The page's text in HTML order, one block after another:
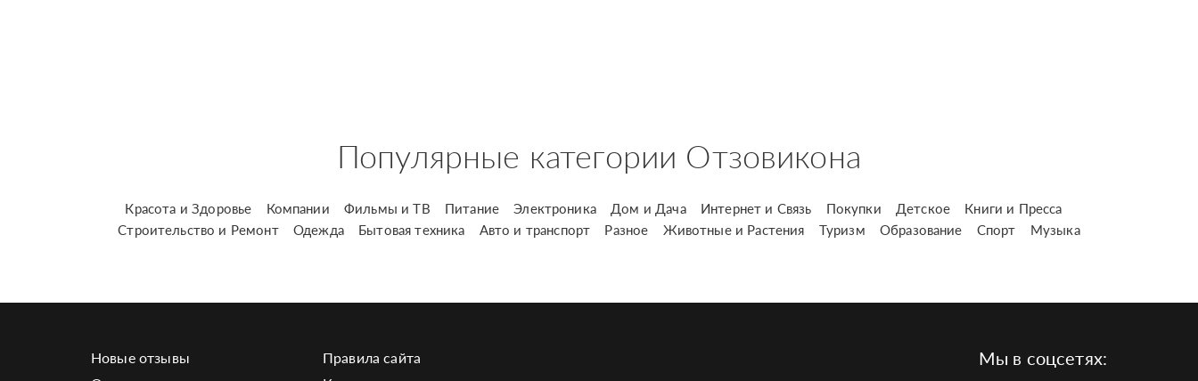
Популярные категории Отзовикона
Красота и Здоровье Компании Фильмы и ТВ Питание Электроника Дом и Дача Интернет и Связь Покупки Детское
Книги и Пресса
Строительство и Ремонт
Одежда Бытовая техника Авто и транспорт Разное Животные и Растения Туризм Образование Спорт Музыка
Новые отзывы
Правила сайта
Мы в соцсетях: